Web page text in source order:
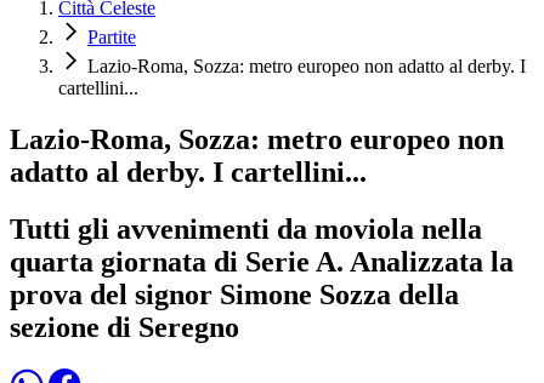
Città Celeste
Partite
Lazio-Roma, Sozza: metro europeo non adatto al derby. I
cartellini...
Lazio-Roma, Sozza: metro europeo non
adatto al derby. I cartellini...
Tutti gli avvenimenti da moviola nella
quarta giornata di Serie A. Analizzata la
prova del signor Simone Sozza della
sezione di Seregno